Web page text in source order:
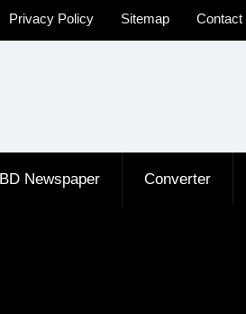
Privacy Policy Sitemap
Contact
BD Newspaper Converter